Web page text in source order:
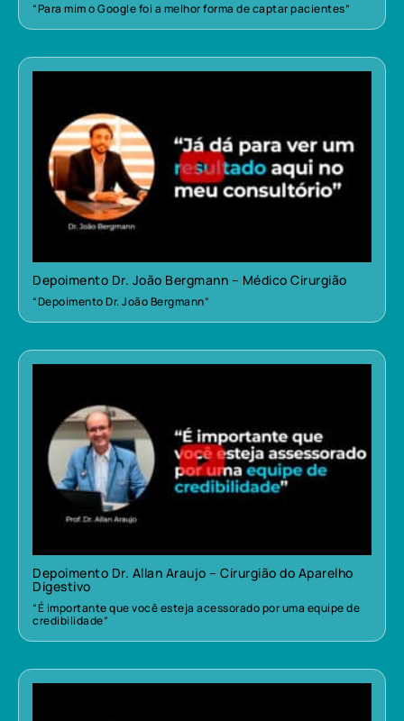
“Para mim o Google foi a melhor forma de captar pacientes”
Depoimento Dr. João Bergmann – Médico Cirurgião
“Depoimento Dr. João Bergmann”
Depoimento Dr. Allan Araujo – Cirurgião do Aparelho
Digestivo
“É importante que você esteja acessorado por uma equipe de
credibilidade”